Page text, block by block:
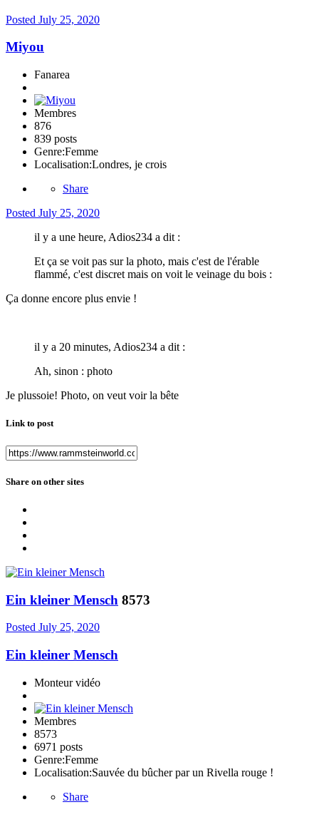
Posted July 25, 2020
Miyou
Fanarea
Membres
876
839 posts
Genre:Femme
Localisation:Londres, je crois
Share
Posted July 25, 2020
il y a une heure, Adios234 a dit :
Et ça se voit pas sur la photo, mais c'est de l'érable
flammé, c'est discret mais on voit le veinage du bois :
Ça donne encore plus envie !
il y a 20 minutes, Adios234 a dit :
Ah, sinon : photo
Je plussoie! Photo, on veut voir la bête
Link to post
Share on other sites
Ein kleiner Mensch 8573
Posted July 25, 2020
Ein kleiner Mensch
Monteur vidéo
Membres
8573
6971 posts
Genre:Femme
Localisation:Sauvée du bûcher par un Rivella rouge !
Share